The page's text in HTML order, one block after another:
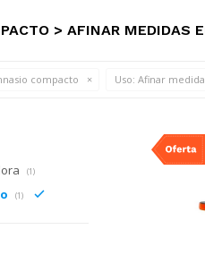
> AFINAR MEDIDAS
compacto Uso: Afinar
(1)
(1)